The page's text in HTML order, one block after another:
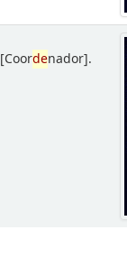
[Coordenador].